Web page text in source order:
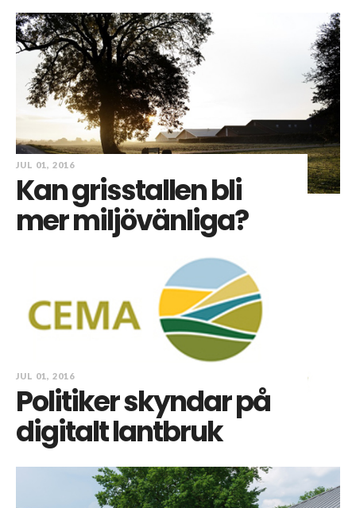
JUL 01, 2016
Kan grisstallen bli
mer miljövänliga?
JUL 01, 2016
Politiker skyndar på
digitalt lantbruk